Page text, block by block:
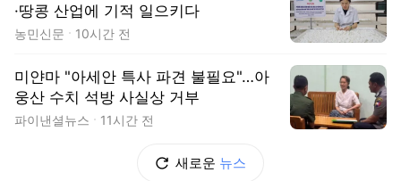
·땅콩 산업에 기적 일으키다
농민신문 10시간 전
미얀마 "아세안 특사 파견 불필요"…아
웅산 수치 석방 사실상 거부
파이낸셜뉴스 11시간 전
새로운 뉴스